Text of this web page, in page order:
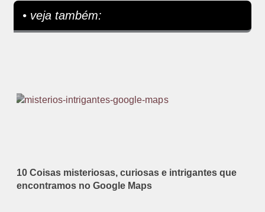
• veja também:
10 Coisas misteriosas, curiosas e intrigantes que
encontramos no Google Maps